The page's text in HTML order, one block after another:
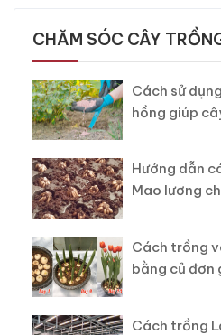
CHĂM SÓC CÂY
Cách sử
hồng giúp
Hướng dẫn
Mao lương
Cách trồng
bằng củ đơn
Cách trồng